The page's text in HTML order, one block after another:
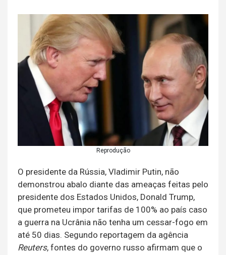
Reprodução
O presidente da Rússia, Vladimir Putin, não
demonstrou abalo diante das ameaças feitas pelo
presidente dos Estados Unidos, Donald Trump,
que prometeu impor tarifas de 100% ao país caso
a guerra na Ucrânia não tenha um cessar-fogo em
até 50 dias. Segundo reportagem da agência
Reuters, fontes do governo russo afirmam que o